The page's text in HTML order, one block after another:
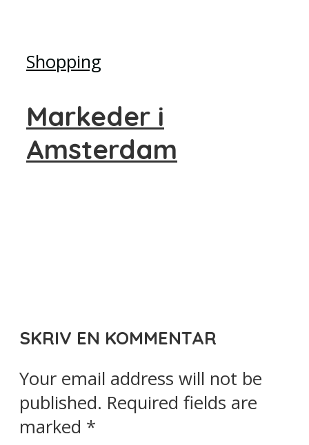
Shopping
Markeder i
Amsterdam
SKRIV EN KOMMENTAR
Your email address will not be
published. Required fields are
marked *